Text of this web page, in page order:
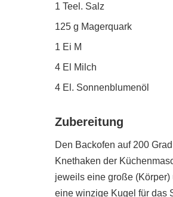
1 Teel. Salz
125 g Magerquark
1 Ei M
4 El Milch
4 El. Sonnenblumenöl
Zubereitung
Den Backofen auf 200
Knethaken der
jeweils eine große
eine winzige Kugel für das